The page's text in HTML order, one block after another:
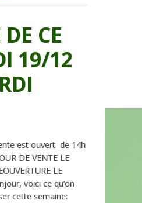
CE
19/12
est ouvert de 14h
DE VENTE LE
LE
voici ce qu’on
cette semaine: